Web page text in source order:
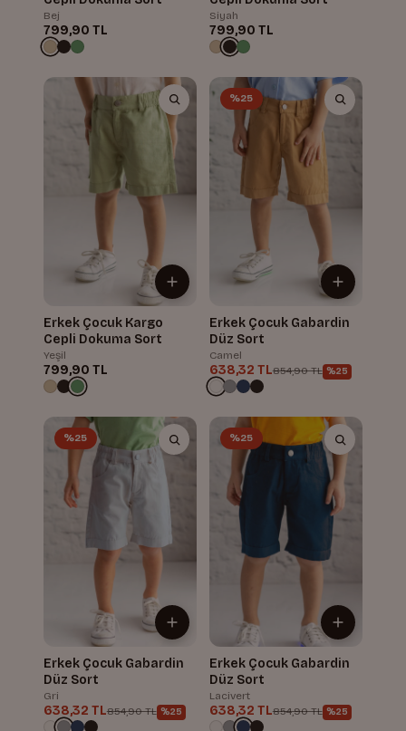
Bej
799,90 TL
Siyah
799,90 TL
Erkek Çocuk Kargo
Cepli Dokuma Sort
Yeşil
799,90 TL
%25
Erkek Çocuk Gabardin
Düz Sort
Camel
638,32 TL854,90 TL %25
%25
Erkek Çocuk Gabardin
Düz Sort
Gri
638,32 TL854,90 TL %25
%25
Erkek Çocuk Gabardin
Düz Sort
Lacivert
638,32 TL854,90 TL %25